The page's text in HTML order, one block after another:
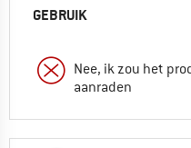
GEBRUIK
Nee, ik zou het
aanraden